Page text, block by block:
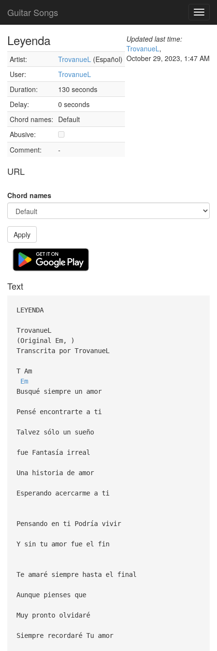
Guitar Songs
Leyenda
Artist: TrovanueL (Español)
User:
TrovanueL
Duration:
130 seconds
Delay:
0 seconds
Chord names: Default
Abusive:
Comment:
-
URL
Updated last time:
TrovanueL,
October 29, 2023, 1:47 AM
Chord names
Apply
Text
LEYENDA
TrovanueL
(Original Em, )
Transcrita por TrovanueL
T Am
Em
Busqué siempre un amor
Pensé encontrarte a ti
Talvez sólo un sueño
fue Fantasía irreal
Una historia de amor
Esperando acercarme a ti
Pensando en ti Podría vivir
Y sin tu amor fue el fin
Te amaré siempre hasta el final
Aunque pienses que
Muy pronto olvidaré
Siempre recordaré Tu amor